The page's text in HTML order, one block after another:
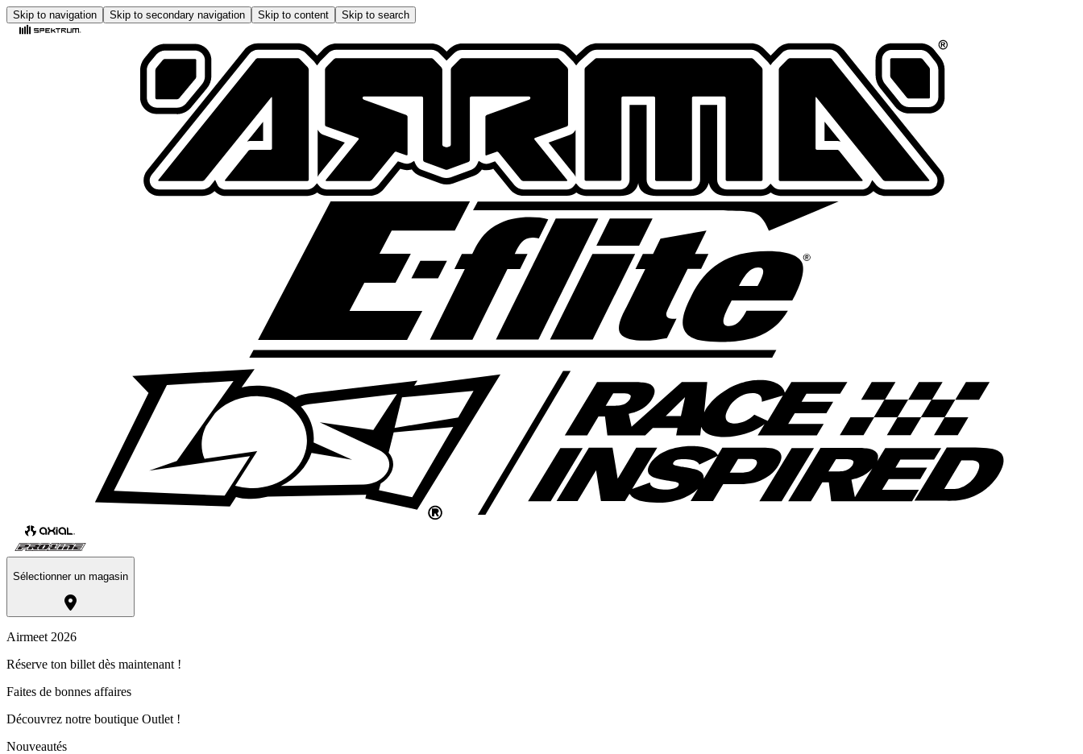
Skip to navigation Skip to secondary navigation Skip to content Skip to search
Sélectionner un magasin
Airmeet 2026
Réserve ton billet dès maintenant !
Faites de bonnes affaires
Découvrez notre boutique Outlet !
Nouveautés